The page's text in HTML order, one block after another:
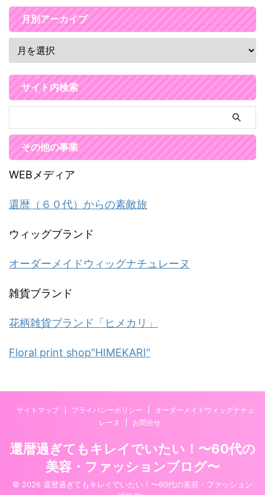
月別アーカイブ
サイト内検索
その他の事業
WEBメディア
還暦（６０代）からの素敵旅
ウィッグブランド
オーダーメイドウィッグナチュレーヌ
雑貨ブランド
花柄雑貨ブランド「ヒメカリ」
Floral print shop"HIMEKARI"
サイトマップ プライバシーポリシー
オーダーメイドウィッグナチュ
レーヌ
お問合せ
還暦過ぎてもキレイでいたい！〜60代の
美容・ファッションブログ〜
© 2026 還暦過ぎてもキレイでいたい！〜60代の美容・ファッション